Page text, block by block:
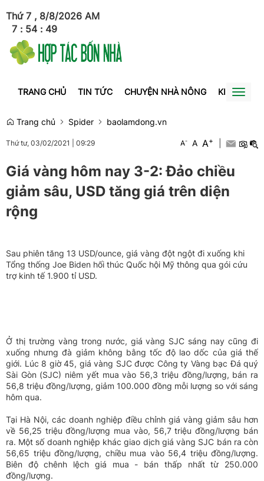
Thứ 7 , 8/8/2026
7 : 54 : 49
AM
TRANG CHỦ TIN TỨC CHUYỆN NHÀ NÔNG KINH TẾToggle
Trang chủ
Spider baolamdong.vn
Thứ tư, 03/02/2021 09:29 A- A A+
Giá vàng hôm nay 3-2: Đảo chiều
giảm sâu, USD tăng giá trên diện
rộng
Sau phiên tăng 13 USD/ounce, giá vàng đột ngột đi xuống khi
Tổng thống Joe Biden hối thúc Quốc hội Mỹ thông qua gói cứu
trợ kinh tế 1.900 tỉ USD.
Ở thị trường vàng trong nước, giá vàng SJC sáng nay cũng đi
xuống nhưng đà giảm không bằng tốc độ lao dốc của giá thế
giới. Lúc 8 giờ 45, giá vàng SJC được Công ty Vàng bạc Đá quý
Sài Gòn (SJC) niêm yết mua vào 56,3 triệu đồng/lượng, bán ra
56,8 triệu đồng/lượng, giảm 100.000 đồng mỗi lượng so với sáng
hôm qua.
Tại Hà Nội, các doanh nghiệp điều chỉnh giá vàng giảm sâu hơn
về 56,25 triệu đồng/lượng mua vào, 56,7 triệu đồng/lượng bán
ra. Một số doanh nghiệp khác giao dịch giá vàng SJC bán ra còn
56,65 triệu đồng/lượng, chiều mua vào 56,4 triệu đồng/lượng.
Biên độ chênh lệch giá mua - bán thấp nhất từ 250.000
đồng/lượng.